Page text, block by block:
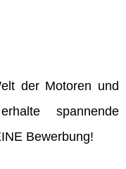
der Motoren und
spannende
Bewerbung!